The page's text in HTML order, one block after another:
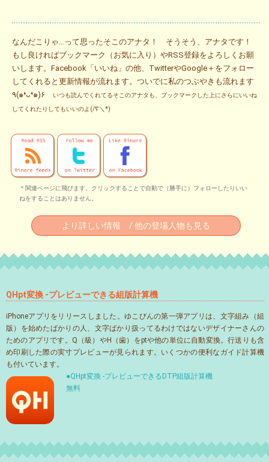
なんだこりゃ…って思ったそこのアナタ！ そうそう、アナタです！
もし良ければブックマーク（お気に入り）やRSS登録をよろしくお願
いします。Facebook「いいね」の他、TwitterやGoogle＋をフォロー
してくれると更新情報が流れます。ついでに私のつぶやきも流れます
٩(๑❛ᴗ❛๑)۶
いつも読んでくれてるそこのアナタも、ブックマークした上にさらにいいね
してくれたりしてもいいのよ(/∇＼*)
＊関連ページに飛びます。クリックすることで自動で（勝手に）フォローしたりいい
ねをすることはありません。
より詳しい情報 / 他の登場人物も見る
QHpt変換 -プレビューできる組版計算機
iPhoneアプリをリリースしました。ゆこびんの第一弾アプリは、文字組み（組
版）を始めたばかりの人、文字ばかり扱ってるわけではないデザイナーさんの
ためのアプリです。Q（級）やH（歯）をptや他の単位に自動変換。行送りも含
め印刷した際の実寸プレビューが見られます。いくつかの便利なガイド計算機
も付いています。
●QHpt変換 -プレビューできるDTP組版計算機
無料